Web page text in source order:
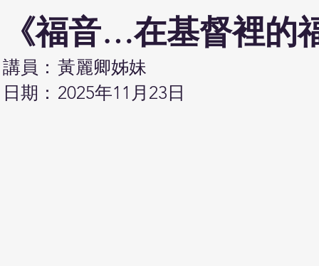
《福音…在基督裡的
講員： 黃麗卿姊妹
日期： 2025年11月23日